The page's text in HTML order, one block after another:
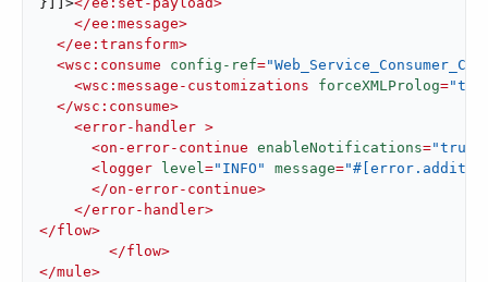
</ee:message>
</ee:transform>
<wsc:consume config-ref=
<wsc:message-customizations forceXMLProlog=
</wsc:consume>
<error-handler >
<on-error-continue enableNotifications="true"
<logger level ="INFO" message=
</on-error-continue>
</error-handler>
</flow>
</flow>
</mule>